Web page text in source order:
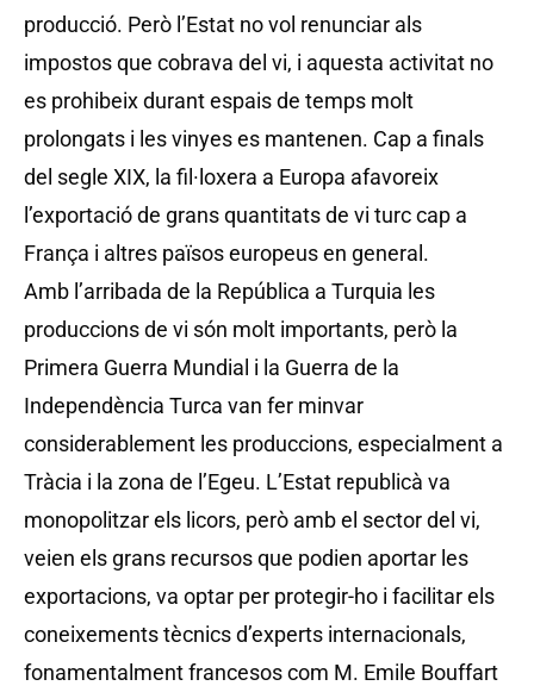
producció. Però l’Estat no vol renunciar als
impostos que cobrava del vi, i aquesta activitat no
es prohibeix durant espais de temps molt
prolongats i les vinyes es mantenen. Cap a finals
del segle XIX, la fil·loxera a Europa afavoreix
l’exportació de grans quantitats de vi turc cap a
França i altres països europeus en general.
Amb l’arribada de la República a Turquia les
produccions de vi són molt importants, però la
Primera Guerra Mundial i la Guerra de la
Independència Turca van fer minvar
considerablement les produccions, especialment a
Tràcia i la zona de l’Egeu. L’Estat republicà va
monopolitzar els licors, però amb el sector del vi,
veien els grans recursos que podien aportar les
exportacions, va optar per protegir-ho i facilitar els
coneixements tècnics d’experts internacionals,
fonamentalment francesos com M. Emile Bouffart